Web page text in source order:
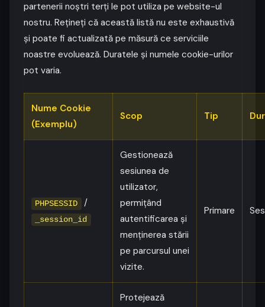
partenerii noștri terți le pot utiliza pe website-ul
nostru. Rețineți că această listă nu este exhaustivă
și poate fi actualizată pe măsură ce serviciile
noastre evoluează. Duratele și numele cookie-urilor
pot varia.
Nume Cookie
(Exemplu)
Scop Tip
PHPSESSID /
_session_id
Gestionează
sesiunea de
utilizator,
permițând
autentificarea și
menținerea stării
pe parcursul unei
vizite.
Primare
Protejează